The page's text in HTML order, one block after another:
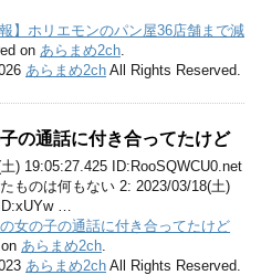
報】ホリエモンのパン屋36店舗まで減
on あらまめ2ch
あらまめ2ch All Rights Reserved.
の通話に付き合ってたけど
) 19:05:27.425 ID:RooSQWCU0.net
ものは何もない 2: 2023/03/18(土)
…
女の子の通話に付き合ってたけど
あらまめ2ch
あらまめ2ch All Rights Reserved.